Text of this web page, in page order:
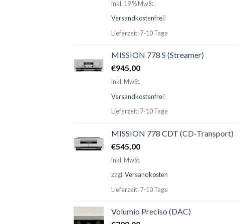
inkl. 19 % MwSt.
Versandkostenfrei!
Lieferzeit: 7-10 Tage
MISSION 778 S (Streamer)
€945,00
inkl. MwSt.
Versandkostenfrei!
Lieferzeit: 7-10 Tage
MISSION 778 CDT (CD-Transport)
€545,00
inkl. MwSt.
zzgl.Versandkosten
Lieferzeit: 7-10 Tage
Volumio Preciso (DAC)